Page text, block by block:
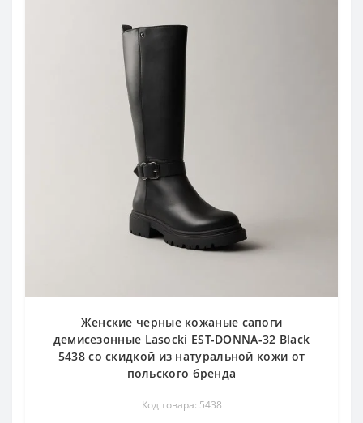
Женские черные кожаные сапоги
демисезонные Lasocki EST-DONNA-32 Black
5438 со скидкой из натуральной кожи от
польского бренда
Код товара: 5438